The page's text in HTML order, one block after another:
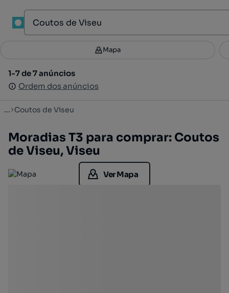
Filtros 3
1-7 de 7 anúncios
Ordem dos anúncios
Mapa
1-7 de 7 anúncios
Ordem dos anúncios
... Coutos de Viseu
Moradias T3 para comprar: Coutos
de Viseu, Viseu
Ver Mapa